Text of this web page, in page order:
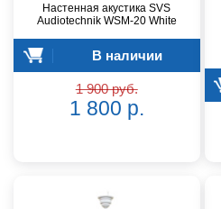
Настенная акустика SVS
Audiotechnik WSM-20 White
В наличии
1 900 руб.
1 800 р.